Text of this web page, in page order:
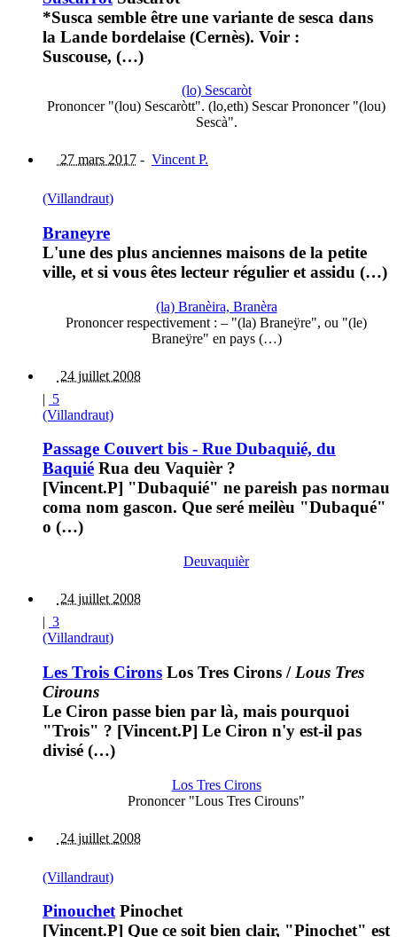
*Susca semble être une variante de sesca dans
la Lande bordelaise (Cernès). Voir :
Suscouse, (…)
(lo) Sescaròt
Prononcer "(lou) Sescaròtt". (lo,eth) Sescar Prononcer "(lou)
Sescà".
27 mars 2017 - Vincent P.
(Villandraut)
Braneyre
L'une des plus anciennes maisons de la petite
ville, et si vous êtes lecteur régulier et assidu (…)
(la) Branèira, Branèra
Prononcer respectivement : – "(la) Braneÿre", ou "(le)
Braneÿre" en pays (…)
24 juillet 2008
| 5
(Villandraut)
Passage Couvert bis - Rue Dubaquié, du
Baquié Rua deu Vaquièr ?
[Vincent.P] "Dubaquié" ne pareish pas normau
coma nom gascon. Que seré meilèu "Dubaqué"
o (…)
Deuvaquièr
24 juillet 2008
| 3
(Villandraut)
Les Trois Cirons Los Tres Cirons / Lous Tres
Cirouns
Le Ciron passe bien par là, mais pourquoi
"Trois" ? [Vincent.P] Le Ciron n'y est-il pas
divisé (…)
Los Tres Cirons
Prononcer "Lous Tres Cirouns"
24 juillet 2008
(Villandraut)
PinouchetPinochet
[Vincent.P] Que ce soit bien clair, "Pinochet" est